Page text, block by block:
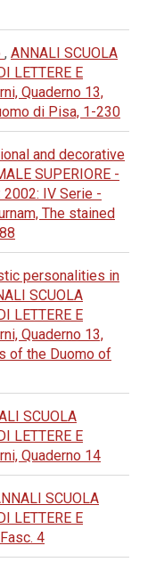
, ANNALI SCUOLA
LETTERE E
Quaderno 13,
di Pisa, 1-230
and decorative
SUPERIORE -
2002: IV Serie -
The stained
personalities in
SCUOLA
LETTERE E
Quaderno 13,
of the Duomo of
SCUOLA
LETTERE E
Quaderno 14
SCUOLA
LETTERE E
4